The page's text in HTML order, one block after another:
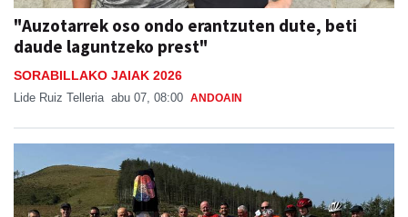
"Auzotarrek oso ondo erantzuten dute, beti
daude laguntzeko prest"
SORABILLAKO JAIAK 2026
Lide Ruiz Telleria abu 07, 08:00 ANDOAIN